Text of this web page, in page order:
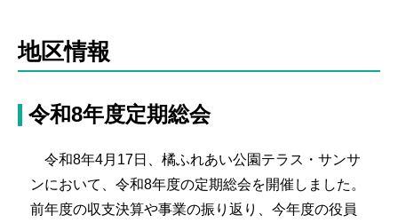
地区情報
令和8年度定期総会
令和8年4月17日、橘ふれあい公園テラス・サンサ
ンにおいて、令和8年度の定期総会を開催しました。
前年度の収支決算や事業の振り返り、今年度の役員